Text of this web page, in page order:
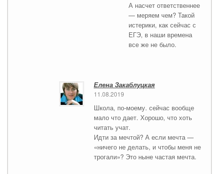
А насчет ответственнее
— меряем чем? Такой
истерики, как сейчас с
ЕГЭ, в наши времена
все же не было.
Елена Закаблуцкая
11.08.2019
Школа, по-моему. сейчас вообще
мало что дает. Хорошо, что хоть
читать учат.
Идти за мечтой? А если мечта —
«ничего не делать, и чтобы меня не
трогали»? Это ныне частая мечта.